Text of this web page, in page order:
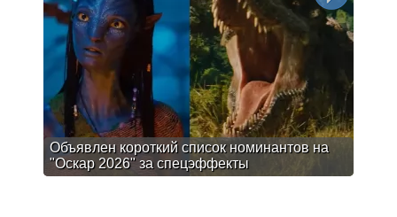
Объявлен короткий список номинантов на
"Оскар 2026" за спецэффекты